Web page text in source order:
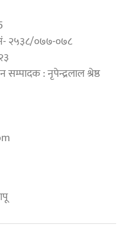
नं- २५३८/०७७-०७८
सम्पादक : नृपेन्द्रलाल श्रेष्ठ